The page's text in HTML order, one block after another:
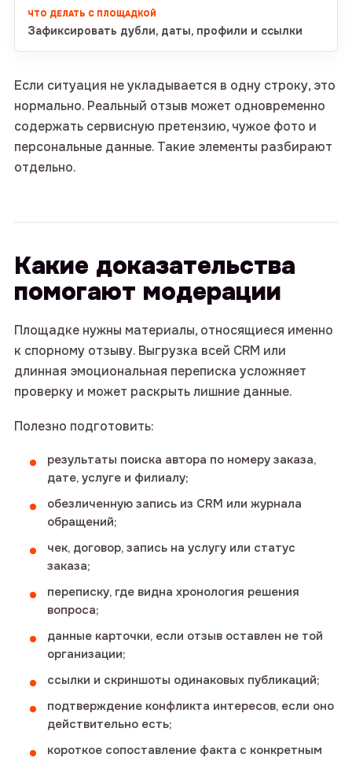
Зафиксировать дубли, даты, профили и ссылки
Если ситуация не укладывается в одну строку, это
нормально. Реальный отзыв может одновременно
содержать сервисную претензию, чужое фото и
персональные данные. Такие элементы разбирают
отдельно.
Какие доказательства
помогают модерации
Площадке нужны материалы, относящиеся именно
к спорному отзыву. Выгрузка всей CRM или
длинная эмоциональная переписка усложняет
проверку и может раскрыть лишние данные.
Полезно подготовить:
результаты поиска автора по номеру заказа,
дате, услуге и филиалу;
обезличенную запись из CRM или журнала
обращений;
чек, договор, запись на услугу или статус
заказа;
переписку, где видна хронология решения
вопроса;
данные карточки, если отзыв оставлен не той
организации;
ссылки и скриншоты одинаковых публикаций;
подтверждение конфликта интересов, если оно
действительно есть;
короткое сопоставление факта с конкретным